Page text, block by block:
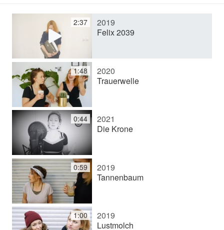
e
o
a
b
s
p
2:37
2019
Felix 2039
1:48
2020
Trauerwelle
0:44
2021
Die Krone
0:59
2019
Tannenbaum
1:00
2019
Lustmolch